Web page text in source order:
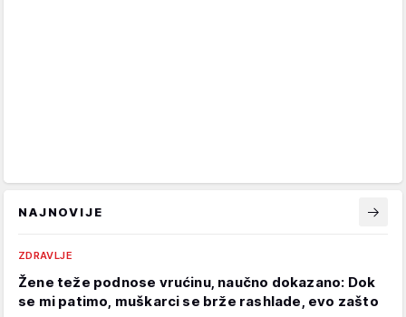
NAJNOVIJE
ZDRAVLJE
Žene teže podnose vrućinu, naučno dokazano: Dok
se mi patimo, muškarci se brže rashlade, evo zašto